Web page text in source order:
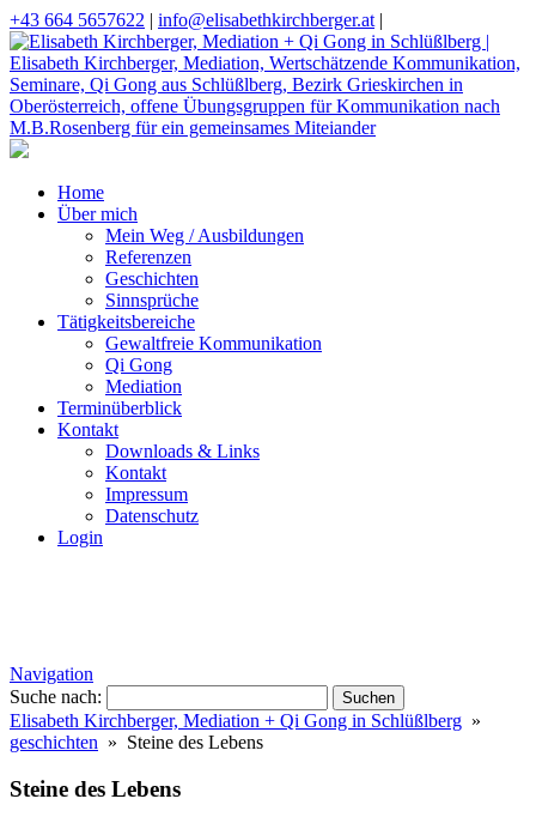
+43 664 5657622 | info@elisabethkirchberger.at |
Home
Über mich
Mein Weg / Ausbildungen
Referenzen
Geschichten
Sinnsprüche
Tätigkeitsbereiche
Gewaltfreie Kommunikation
Qi Gong
Mediation
Terminüberblick
Kontakt
Downloads & Links
Kontakt
Impressum
Datenschutz
Login
Navigation
Suche nach:
Elisabeth Kirchberger, Mediation + Qi Gong in Schlüßlberg »
geschichten » Steine des Lebens
Steine des Lebens